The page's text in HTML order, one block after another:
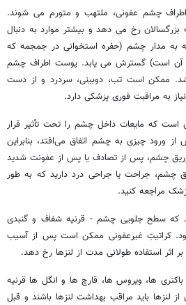
اطراف چشم عفونی، ملتهب و متورم می شوند.
رخ می دهد و بیشتر موارد به دنبال
مدار چشم (حفره استخوانی در جمجمه که
آن است) گسترش می یابد. پوست اطراف چشم
ممکن است تب، دوبینی، سردرد و از دست
به مراقبت فوری پزشکی دارد.
است که مایعات داخل چشم را تحت تأثیر قرار
ورود چیزی به چشم اتفاق می‌افتد، بنابراین
چشم، پس از تصادف یا پس از عفونت شدید
چشم، جراحت یا جراحی درد دارید که به طور
مراجعه کنید.
که سطح جلویی چشم - قرنیه شفاف و گنبدی
کراتیتِ غیرعفونی ممکن است پس از آسیب
استفاده طولانی مدت از لنزها رخ دهد.
ها، ویروس ها، قارچ ها و انگل ها قرنیه
از لنزها باید مراقب بهداشت لنزها باشند و قبل